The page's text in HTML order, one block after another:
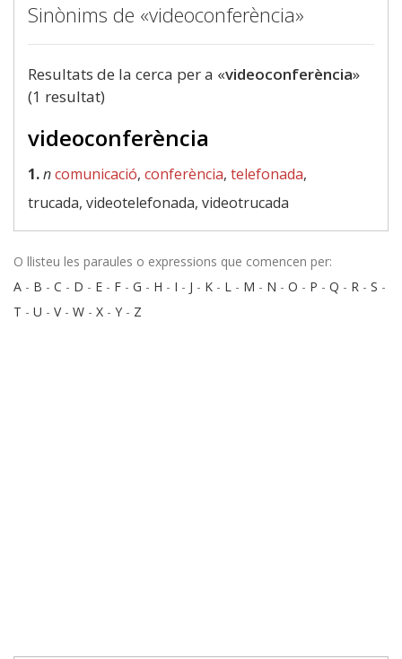
Sinònims de «videoconferència»
Resultats de la cerca per a «videoconferència»
(1 resultat)
videoconferència
1.ncomunicació, conferència, telefonada,
trucada, videotelefonada, videotrucada
O llisteu les paraules o expressions que comencen per:
A - B - C - D - E - F - G - H - I - J - K - L - M - N - O - P - Q - R - S -
T - U - V- W - X - Y - Z